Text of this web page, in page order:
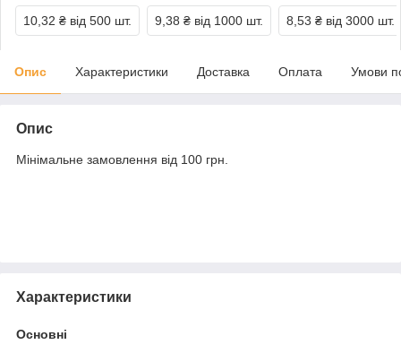
10,32 ₴ від 500 шт. 9,38 ₴ від 1000 шт. 8,53 ₴ від 3000 шт.
Опис Характеристики Доставка Оплата Умови
Опис
Мінімальне замовлення від 100 грн.
Характеристики
Основні